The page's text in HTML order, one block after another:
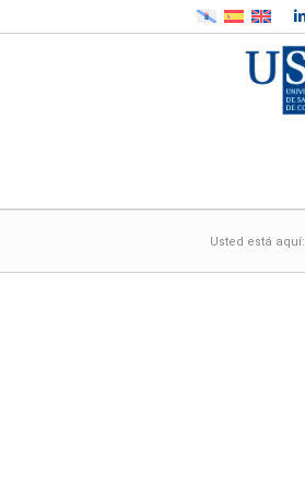
Usted está aquí: